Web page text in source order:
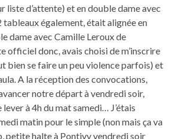
liste d’attente) et en double dame avec
tableaux également, était alignée en
dame avec Camille Leroux de
officiel donc, avais choisi de m’inscrire
bien se faire un peu violence parfois) et
A la réception des convocations,
notre départ à vendredi soir,
à 4h du mat samedi… J’étais
matin pour le simple (non mais ça va
petite halte à Pontivy vendredi soir